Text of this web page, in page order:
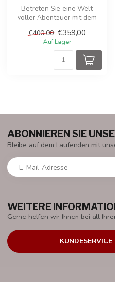
Betreten Sie eine Welt
voller Abenteuer mit dem
Kinderauto L...
€400,00 €359,00
Auf Lager
WEITERE
Gerne helfen wir Ihnen bei all
KUNDESERVICE
ABONNIEREN SIE
Bleibe auf dem Laufenden mit